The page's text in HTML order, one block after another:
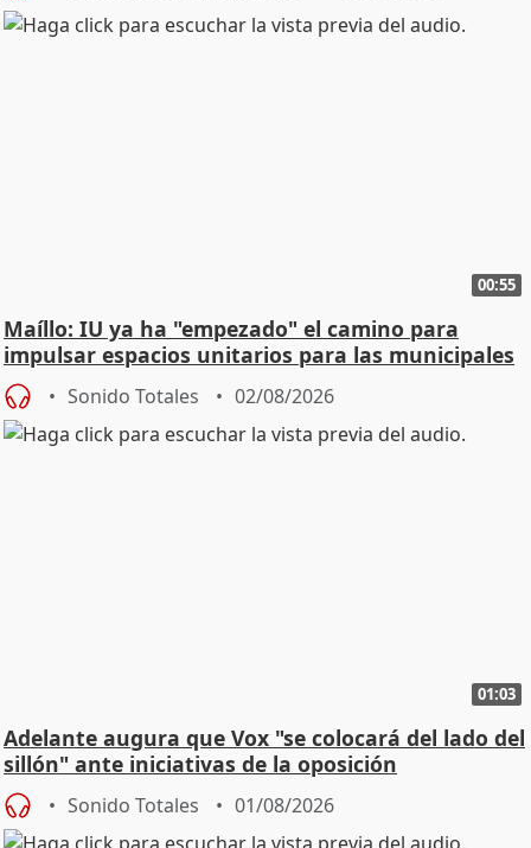
00:55
Maíllo: IU ya ha "empezado" el camino para
impulsar espacios unitarios para las municipales
Sonido Totales 02/08/2026
01:03
Adelante augura que Vox "se colocará del lado del
sillón" ante iniciativas de la oposición
Sonido Totales 01/08/2026